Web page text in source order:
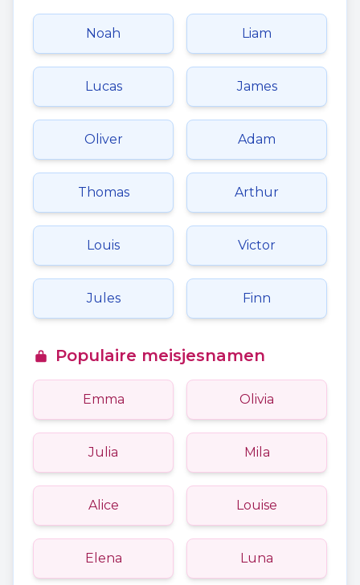
Noah Liam
Lucas James
Oliver Adam
Thomas Arthur
Louis Victor
Jules Finn
Populaire meisjesnamen
Emma Olivia
Julia Mila
Alice Louise
Elena Luna